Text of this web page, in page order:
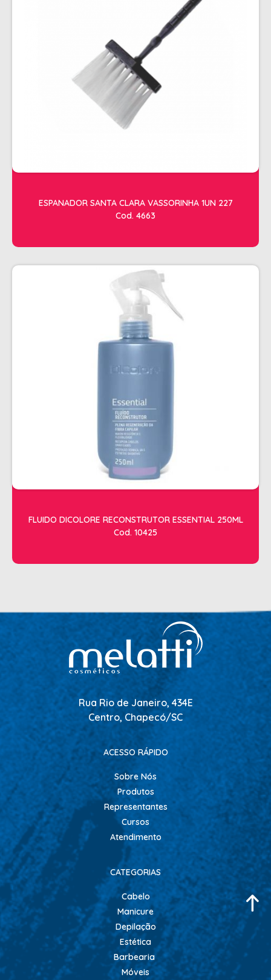
ESPANADOR SANTA CLARA VASSORINHA 1UN 227
Cod. 4663
FLUIDO DICOLORE RECONSTRUTOR ESSENTIAL 250ML
Cod. 10425
Rua Rio de Janeiro, 434E
Centro, Chapecó/SC
ACESSO RÁPIDO
Sobre Nós
Produtos
Representantes
Cursos
Atendimento
CATEGORIAS
Cabelo
Manicure
Depilação
Estética
Barbearia
Móveis